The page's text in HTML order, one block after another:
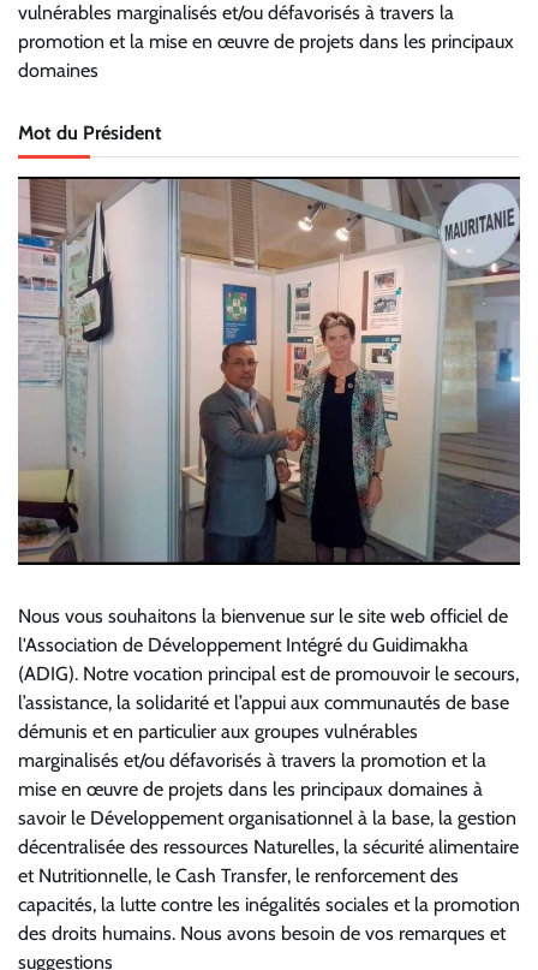
vulnérables marginalisés et/ou défavorisés à travers la
promotion et la mise en œuvre de projets dans les principaux
domaines
Mot du Président
Nous vous souhaitons la bienvenue sur le site web officiel de
l'Association de Développement Intégré du Guidimakha
(ADIG). Notre vocation principal est de promouvoir le secours,
l’assistance, la solidarité et l’appui aux communautés de base
démunis et en particulier aux groupes vulnérables
marginalisés et/ou défavorisés à travers la promotion et la
mise en œuvre de projets dans les principaux domaines à
savoir le Développement organisationnel à la base, la gestion
décentralisée des ressources Naturelles, la sécurité alimentaire
et Nutritionnelle, le Cash Transfer, le renforcement des
capacités, la lutte contre les inégalités sociales et la promotion
des droits humains. Nous avons besoin de vos remarques et
suggestions